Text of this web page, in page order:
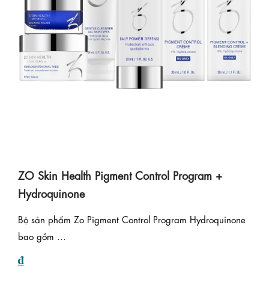
ZO Skin Health Pigment Control Program +
Hydroquinone
Bộ sản phẩm Zo Pigment Control Program Hydroquinone
bao gồm ...
₫